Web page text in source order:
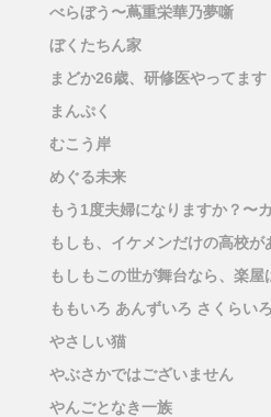
べらぼう〜蔦重栄華乃夢噺
ぼくたちん家
まどか26歳、研修医やってます
まんぷく
むこう岸
めぐる未来
もう1度夫婦になりますか？〜
もしも、イケメンだけの高校が
もしもこの世が舞台なら、楽屋
ももいろ あんずいろ さくらいろ
やさしい猫
やぶさかではございません
やんごとなき一族